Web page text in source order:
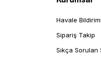
Havale
Sipariş Takip
Sıkça Sorulan